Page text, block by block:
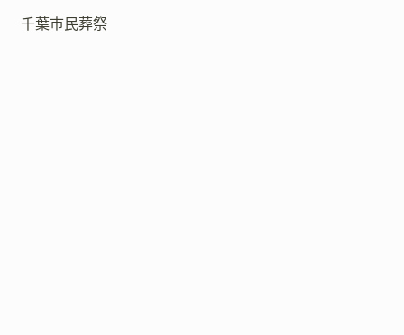
千葉市民葬祭